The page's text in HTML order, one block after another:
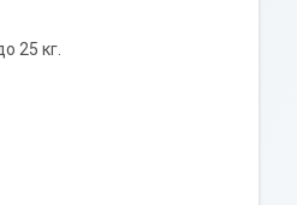
25 кг.